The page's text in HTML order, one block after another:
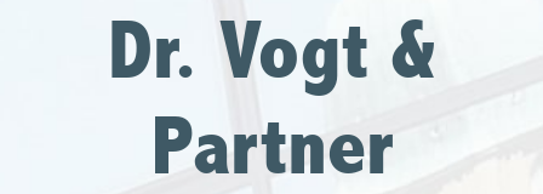
Dr. Vogt &
Partner